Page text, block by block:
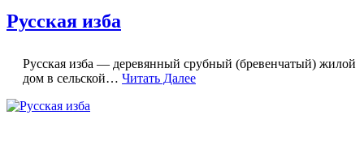
Русская изба
Русская изба — деревянный срубный (бревенчатый) жилой
дом в сельской… Читать Далее